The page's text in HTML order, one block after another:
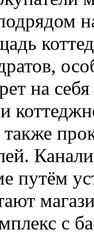
на себя
путём
с